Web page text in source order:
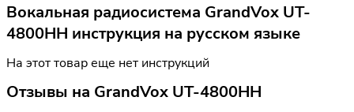
Вокальная радиосистема GrandVox UT-
4800HH инструкция на русском языке
На этот товар еще нет инструкций
Отзывы на GrandVox UT-4800HH